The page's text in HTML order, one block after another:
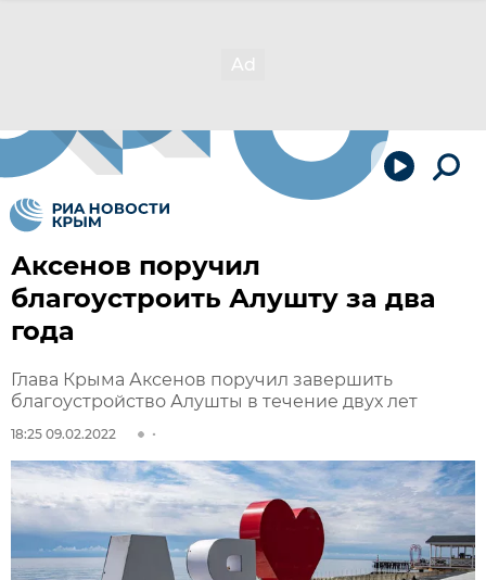
Аксенов поручил
благоустроить Алушту за два
года
Глава Крыма Аксенов поручил завершить
благоустройство Алушты в течение двух лет
18:25 09.02.2022